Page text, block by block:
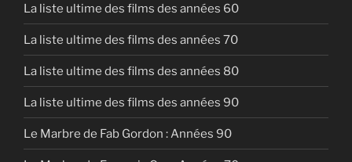
La liste ultime des films des années 60
La liste ultime des films des années 70
La liste ultime des films des années 80
La liste ultime des films des années 90
Le Marbre de Fab Gordon : Années 90